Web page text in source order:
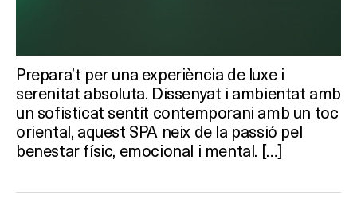
Prepara’t per una experiència de luxe i
serenitat absoluta. Dissenyat i ambientat amb
un sofisticat sentit contemporani amb un toc
oriental, aquest SPA neix de la passió pel
benestar físic, emocional i mental. […]